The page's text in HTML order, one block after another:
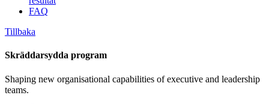
FAQ
Tillbaka
Skräddarsydda program
Shaping new organisational capabilities of executive and leadership
teams.